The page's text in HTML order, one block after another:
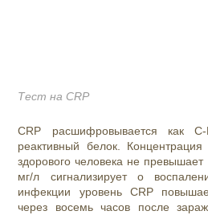
Тест на CRP
CRP расшифровывается как
реактивный белок.
здорового человека не
мг/л сигнализирует о
инфекции уровень CRP
через восемь часов после